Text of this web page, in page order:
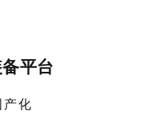
平台
化